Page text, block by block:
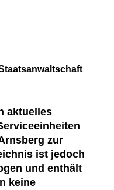
aktuelles
zur
ist jedoch
und enthält
keine